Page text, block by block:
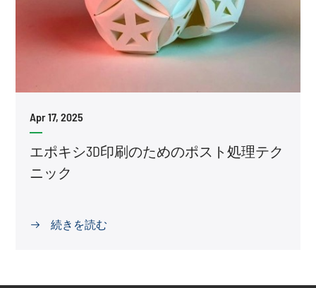
Apr 17, 2025
エポキシ3D印刷のためのポスト処理テク
ニック
 続きを読む